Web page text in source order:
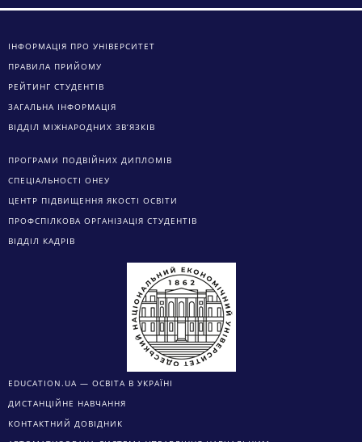
ІНФОРМАЦІЯ ПРО УНІВЕРСИТЕТ
ПРАВИЛА ПРИЙОМУ
РЕЙТИНГ СТУДЕНТІВ
ЗАГАЛЬНА ІНФОРМАЦІЯ
ВІДДІЛ МІЖНАРОДНИХ ЗВ’ЯЗКІВ
ПРОГРАМИ ПОДВІЙНИХ ДИПЛОМІВ
СПЕЦІАЛЬНОСТІ ОНЕУ
ЦЕНТР ПІДВИЩЕННЯ ЯКОСТІ ОСВІТИ
ПРОФСПІЛКОВА ОРГАНІЗАЦІЯ СТУДЕНТІВ
ВІДДІЛ КАДРІВ
EDUCATION.UA — ОСВІТА В УКРАЇНІ
ДИСТАНЦІЙНЕ НАВЧАННЯ
КОНТАКТНИЙ ДОВІДНИК